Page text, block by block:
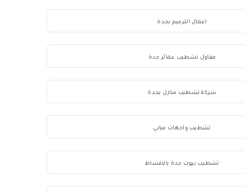
اعمال الترميم بجدة
مقاول تشطيب عمائر جدة
شركة تشطيب منازل بجدة
تشطيب واجهات مباني
تشطيب بيوت جدة بالاقساط